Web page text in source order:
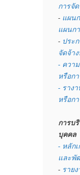
การจั
- แผน
แผนก
- ประ
จัดจ้า
- ควา
หรือก
- ราง
หรือก
การบ
บุคคล
- หลัก
และพั
- ราย